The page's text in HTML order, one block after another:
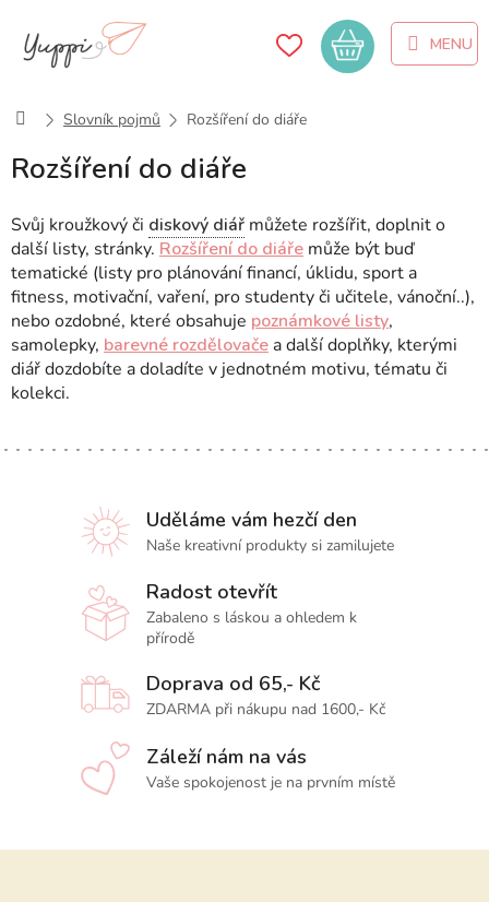
obsah
Nákupní
košík
DomůSlovník pojmů Rozšíření do diáře
Rozšíření do diáře
Svůj kroužkový či diskový diář můžete rozšířit, doplnit o
další listy, stránky. Rozšíření do diáře může být buď
tematické (listy pro plánování financí, úklidu, sport a
fitness, motivační, vaření, pro studenty či učitele, vánoční..),
nebo ozdobné, které obsahuje poznámkové listy,
samolepky, barevné rozdělovače a další doplňky, kterými
diář dozdobíte a doladíte v jednotném motivu, tématu či
kolekci.
Uděláme vám hezčí den
Naše kreativní produkty si zamilujete
Radost otevřít
Zabaleno s láskou a ohledem k
přírodě
Doprava od 65,- Kč
ZDARMA při nákupu nad 1600,- Kč
Záleží nám na vás
Vaše spokojenost je na prvním místě